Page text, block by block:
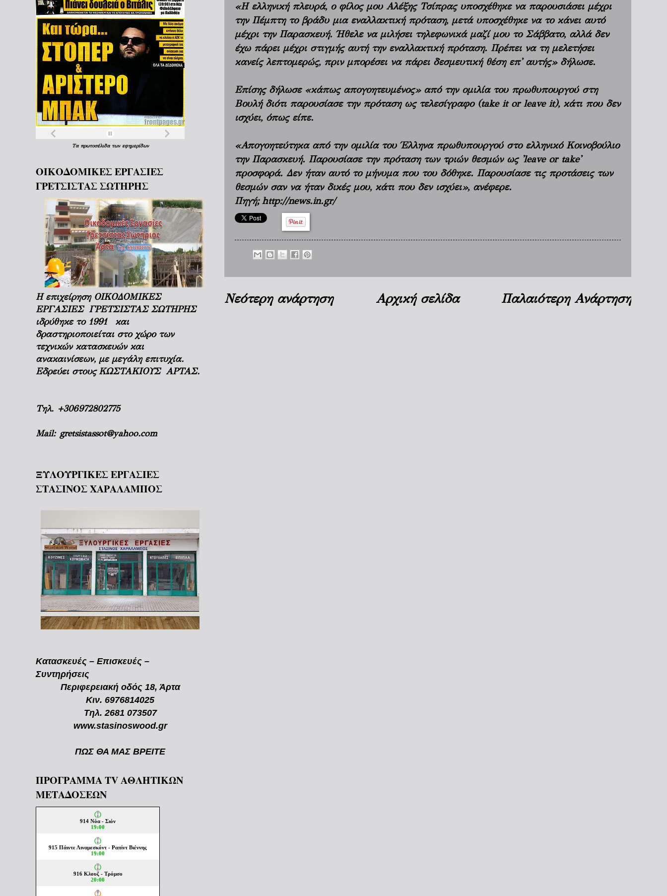
«Η ελληνική πλευρά, ο φίλος μου Αλέξης Τσίπρας υποσχέθηκε να παρουσιάσει μέχρι
την Πέμπτη το βράδυ μια εναλλακτική πρόταση, μετά υποσχέθηκε να το κάνει αυτό
μέχρι την Παρασκευή. Ήθελε να μιλήσει τηλεφωνικά μαζί μου το Σάββατο, αλλά δεν
έχω πάρει μέχρι στιγμής αυτή την εναλλακτική πρόταση. Πρέπει να τη μελετήσει
κανείς λεπτομερώς, πριν μπορέσει να πάρει δεσμευτική θέση επ' αυτής» δήλωσε.
Επίσης δήλωσε «κάπως απογοητευμένος» από την ομιλία του πρωθυπουργού στη
Βουλή διότι παρουσίασε την πρόταση ως τελεσίγραφο (take it or leave it), κάτι που δεν
ισχύει, όπως είπε.
«Απογοητεύτηκα από την ομιλία του Έλληνα πρωθυπουργού στο ελληνικό Κοινοβούλιο
την Παρασκευή. Παρουσίασε την πρόταση των τριών θεσμών ως 'leave or take'
προσφορά. Δεν ήταν αυτό το μήνυμα που του δόθηκε. Παρουσίασε τις προτάσεις των
θεσμών σαν να ήταν δικές μου, κάτι που δεν ισχύει», ανέφερε.
Πηγή;http://news.in.gr/
Νεότερη ανάρτηση Παλαιότερη Ανάρτηση
Αρχική σελίδα
Τα πρωτοσέλιδα των εφημερίδων
ΟΙΚΟΔΟΜΙΚΕΣ ΕΡΓΑΣΙΕΣ
ΓΡΕΤΣΙΣΤΑΣ ΣΩΤΗΡΗΣ
Η επιχείρηση ΟΙΚΟΔΟΜΙΚΕΣ
ΕΡΓΑΣΙΕΣ ΓΡΕΤΣΙΣΤΑΣ ΣΩΤΗΡΗΣ
ιδρύθηκε το 1991 και
δραστηριοποιείται στο χώρο των
τεχνικών κατασκευών και
ανακαινίσεων, με μεγάλη επιτυχία.
Εδρεύει στους ΚΩΣΤΑΚΙΟΥΣ ΑΡΤΑΣ.
Τηλ. +306972802775
Mail: gretsistassot@yahoo.com
ΞΥΛΟΥΡΓΙΚΕΣ ΕΡΓΑΣΙΕΣ
ΣΤΑΣΙΝΟΣ ΧΑΡΑΛΑΜΠΟΣ
Κατασκευές – Επισκευές –
Συντηρήσεις
Περιφερειακή οδός 18, Άρτα
Κιν. 6976814025
Τηλ. 2681 073507
www.stasinoswood.gr
ΠΩΣ ΘΑ ΜΑΣ ΒΡΕΙΤΕ
ΠΡΟΓΡΑΜΜΑ TV ΑΘΛΗΤΙΚΩΝ
ΜΕΤΑΔΟΣΕΩΝ